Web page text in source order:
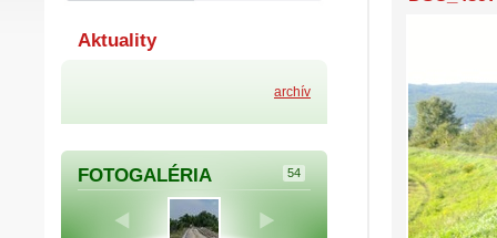
Aktuality
archív
FOTOGALÉRIA 54